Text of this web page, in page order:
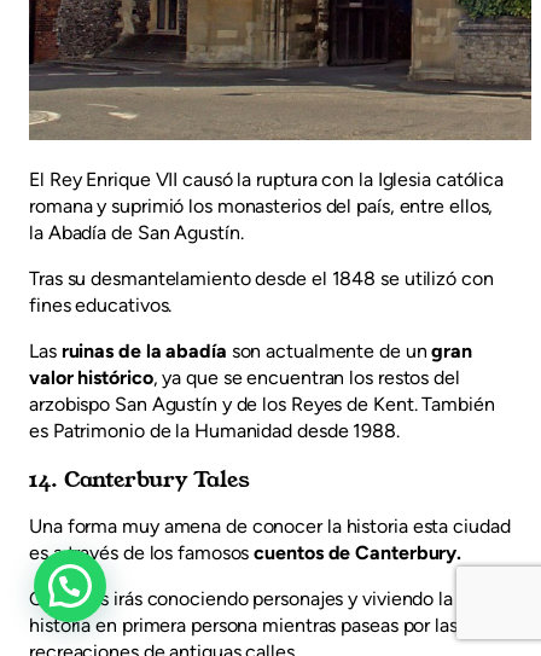
El Rey Enrique VII causó la ruptura con la Iglesia católica
romana y suprimió los monasterios del país, entre ellos,
la Abadía de San Agustín.
Tras su desmantelamiento desde el 1848 se utilizó con
fines educativos.
Las ruinas de la abadía son actualmente de ungran
valor histórico, ya que se encuentran los restos del
arzobispo San Agustín y de los Reyes de Kent. También
es Patrimonio de la Humanidad desde 1988.
14. Canterbury Tales
Una forma muy amena de conocer la historia esta ciudad
es a través de los famososcuentos de Canterbury.
Con ellos irás conociendo personajes y viviendo la
historia en primera persona mientras paseas por las